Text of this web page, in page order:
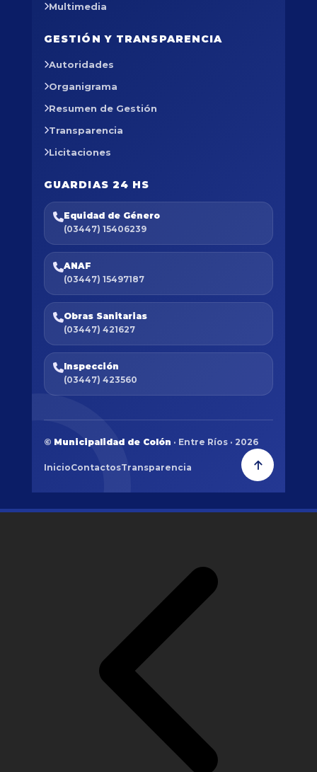
Multimedia
GESTIÓN Y TRANSPARENCIA
Autoridades
Organigrama
Resumen de Gestión
Transparencia
Licitaciones
GUARDIAS 24 HS
Equidad de Género
(03447) 15406239
ANAF
(03447) 15497187
Obras Sanitarias
(03447) 421627
Inspección
(03447) 423560
© Municipalidad de Colón · Entre Ríos · 2026
InicioContactosTransparencia